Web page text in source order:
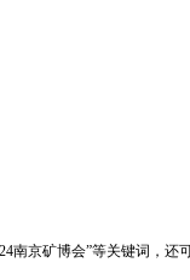
南京矿博会”等关键词，还